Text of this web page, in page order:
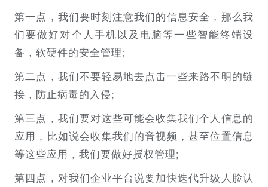
第一点，我们要时刻注意我们的信息安全，那么我
们要做好对个人手机以及电脑等一些智能终端设
备，软硬件的安全管理;
第二点，我们不要轻易地去点击一些来路不明的链
接，防止病毒的入侵;
第三点，我们要对这些可能会收集我们个人信息的
应用，比如说会收集我们的音视频，甚至位置信息
等这些应用，我们要做好授权管理;
第四点，对我们企业平台说要加快迭代升级人脸认